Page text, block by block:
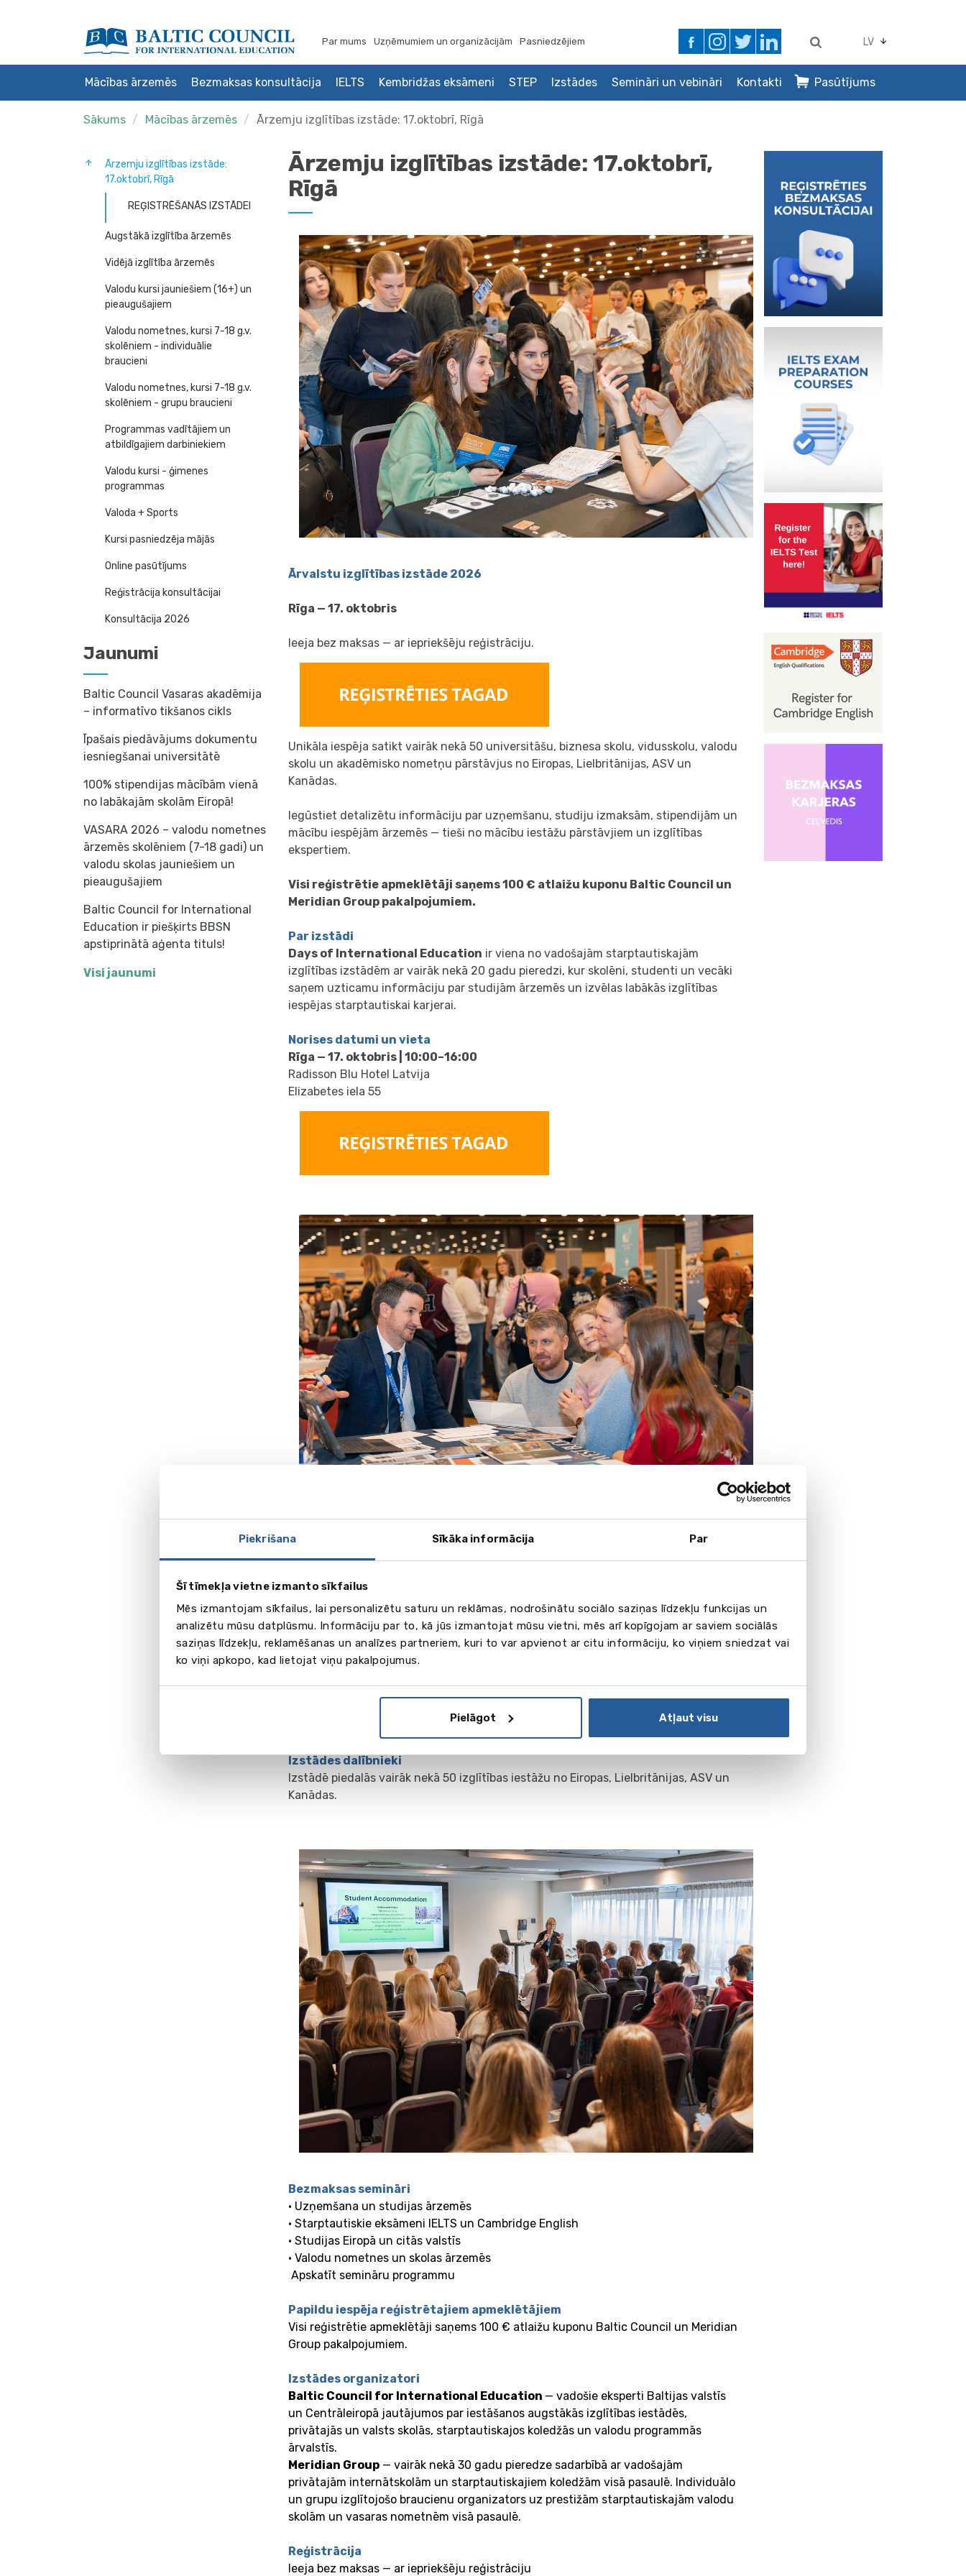
Piekrišana Sīkāka informācija Par
Šī tīmekļa vietne izmanto sīkfailus
Mēs izmantojam sīkfailus, lai personalizētu saturu un reklāmas, nodrošinātu sociālo saziņas līdzekļu funkcijas un
analizētu mūsu datplūsmu. Informāciju par to, kā jūs izmantojat mūsu vietni, mēs arī kopīgojam ar saviem sociālās
saziņas līdzekļu, reklamēšanas un analīzes partneriem, kuri to var apvienot ar citu informāciju, ko viņiem sniedzat vai
ko viņi apkopo, kad lietojat viņu pakalpojumus.
Pielāgot Atļaut visu
Par mums Uzņēmumiem un organizācijām Pasniedzējiem LV
Mācības ārzemēs Bezmaksas konsultācija IELTS Kembridžas eksāmeni STEP Izstādes Semināri un vebināri Kontakti Pasūtījums
Sākums Mācības ārzemēs Ārzemju izglītības izstāde: 17.oktobrī, Rīgā
Ārzemju izglītības izstāde:
17.oktobrī, Rīgā
REĢISTRĒŠANĀS IZSTĀDEI
Augstākā izglītība ārzemēs
Vidējā izglītība ārzemēs
Valodu kursi jauniešiem (16+) un
pieaugušajiem
Valodu nometnes, kursi 7-18 g.v.
skolēniem - individuālie
braucieni
Valodu nometnes, kursi 7-18 g.v.
skolēniem - grupu braucieni
Programmas vadītājiem un
atbildīgajiem darbiniekiem
Valodu kursi - ģimenes
programmas
Valoda + Sports
Kursi pasniedzēja mājās
Online pasūtījums
Reģistrācija konsultācijai
Konsultācija 2026
Jaunumi
Baltic Council Vasaras akadēmija
– informatīvo tikšanos cikls
Īpašais piedāvājums dokumentu
iesniegšanai universitātē
100% stipendijas mācībām vienā
no labākajām skolām Eiropā!
VASARA 2026 – valodu nometnes
ārzemēs skolēniem (7-18 gadi) un
valodu skolas jauniešiem un
pieaugušajiem
Baltic Council for International
Education ir piešķirts BBSN
apstiprinātā aģenta tituls!
Visi jaunumi
Ārzemju izglītības izstāde: 17.oktobrī,
Rīgā
Ārvalstu izglītības izstāde 2026
Rīga — 17. oktobris
Ieeja bez maksas — ar iepriekšēju reģistrāciju.
Unikāla iespēja satikt vairāk nekā 50 universitāšu, biznesa skolu, vidusskolu, valodu
skolu un akadēmisko nometņu pārstāvjus no Eiropas, Lielbritānijas, ASV un
Kanādas.
Iegūstiet detalizētu informāciju par uzņemšanu, studiju izmaksām, stipendijām un
mācību iespējām ārzemēs — tieši no mācību iestāžu pārstāvjiem un izglītības
ekspertiem.
Visi reģistrētie apmeklētāji saņems 100 € atlaižu kuponu Baltic Council un
Meridian Group pakalpojumiem.
Par izstādi
Days of International Education ir viena no vadošajām starptautiskajām
izglītības izstādēm ar vairāk nekā 20 gadu pieredzi, kur skolēni, studenti un vecāki
saņem uzticamu informāciju par studijām ārzemēs un izvēlas labākās izglītības
iespējas starptautiskai karjerai.
Norises datumi un vieta
Rīga — 17. oktobris | 10:00–16:00
Radisson Blu Hotel Latvija
Elizabetes iela 55
Kam paredzēta izstāde?
• studentiem un absolventiem, kuri interesējas par bakalaura, maģistrantūras un
MBA programmām
• vecākiem, kuri izvēlas ārvalstu skolas, valodu nometnes un izglītības programmas
saviem bērniem
• jaunajiem speciālistiem un pieaugušajiem, kuri interesējas par starptautisku
• ikvienam, kurš uzskata studijas ārzemēs par soli ceļā uz starptautisku karjeru
Izstādes dalībnieki
Izstādē piedalās vairāk nekā 50 izglītības iestāžu no Eiropas, Lielbritānijas, ASV un
Kanādas.
Bezmaksas semināri
• Uzņemšana un studijas ārzemēs
• Starptautiskie eksāmeni IELTS un Cambridge English
• Studijas Eiropā un citās valstīs
• Valodu nometnes un skolas ārzemēs
Apskatīt semināru programmu
Papildu iespēja reģistrētajiem apmeklētājiem
Visi reģistrētie apmeklētāji saņems 100 € atlaižu kuponu Baltic Council un Meridian
Group pakalpojumiem.
Izstādes organizatori
Baltic Council for International Education — vadošie eksperti Baltijas valstīs
un Centrāleiropā jautājumos par iestāšanos augstākās izglītības iestādēs,
privātajās un valsts skolās, starptautiskajos koledžās un valodu programmās
ārvalstīs.
Meridian Group — vairāk nekā 30 gadu pieredze sadarbībā ar vadošajām
privātajām internātskolām un starptautiskajiem koledžām visā pasaulē. Individuālo
un grupu izglītojošo braucienu organizators uz prestižām starptautiskajām valodu
skolām un vasaras nometnēm visā pasaulē.
Reģistrācija
Ieeja bez maksas — ar iepriekšēju reģistrāciju